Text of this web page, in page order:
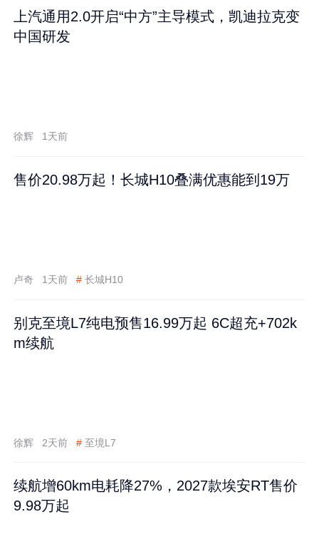
上汽通用2.0开启“中方”主导模式，凯迪拉克变
中国研发
徐辉 1天前
售价20.98万起！长城H10叠满优惠能到19万
卢奇 1天前 # 长城H10
别克至境L7纯电预售16.99万起 6C超充+702k
m续航
徐辉 2天前 # 至境L7
续航增60km电耗降27%，2027款埃安RT售价
9.98万起